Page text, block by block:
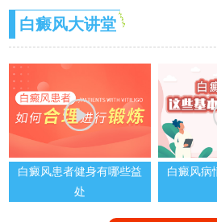
白癜风大讲堂
白癜风患者健身有哪些益
处
白癜风病